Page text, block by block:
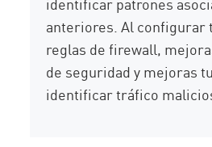
anteriores. Al configurar
reglas de firewall,
de seguridad y mejoras
identificar tráfico